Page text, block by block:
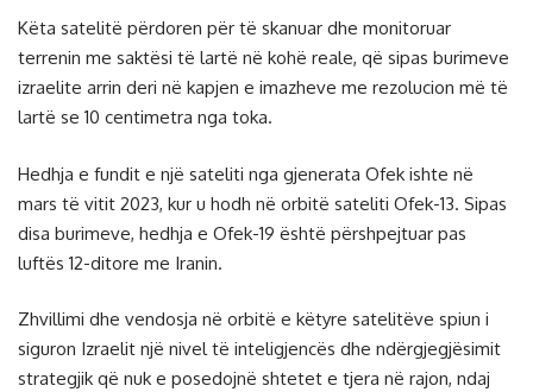
Këta satelitë përdoren për të skanuar dhe monitoruar
terrenin me saktësi të lartë në kohë reale, që sipas burimeve
izraelite arrin deri në kapjen e imazheve me rezolucion më të
lartë se 10 centimetra nga toka.
Hedhja e fundit e një sateliti nga gjenerata Ofek ishte në
mars të vitit 2023, kur u hodh në orbitë sateliti Ofek-13. Sipas
disa burimeve, hedhja e Ofek-19 është përshpejtuar pas
luftës 12-ditore me Iranin.
Zhvillimi dhe vendosja në orbitë e këtyre satelitëve spiun i
siguron Izraelit një nivel të inteligjencës dhe ndërgjegjësimit
strategjik që nuk e posedojnë shtetet e tjera në rajon, ndaj